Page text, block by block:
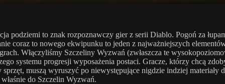
podziemi to znak rozpoznawczy gier z serii Diablo. Pogoń za
coraz to nowego ekwipunku to jeden z najważniejszych
Włączyliśmy Szczeliny Wyzwań (zwłaszcza te
systemu progresji wyposażenia postaci. Gracze, którzy chcą
sprzęt, muszą wyruszyć po niewystępujące nigdzie indziej materiały
do Szczelin Wyzwań.